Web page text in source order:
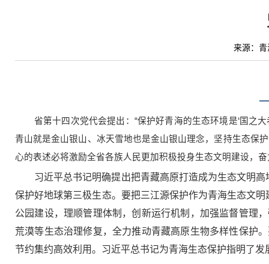
来源：
省第十四次党代会提出：“保护好青海的生态环境是‘国之
青山就是金山银山、冰天雪地也是金山银山理念，坚持生态保
心的表述必将激励全省各族人民更加积极投身生态文明建设，
习近平总书记明确提出把青藏高原打造成为生态文明
保护好地球第三极生态。要把三江源保护作为青海生态文
公园建设，理顺管理体制，创新运行机制，加强监督管理
荒漠等生态治理修复，全力推动青藏高原生物多样性保护
节约集约高效利用。习近平总书记为青海生态保护指明了